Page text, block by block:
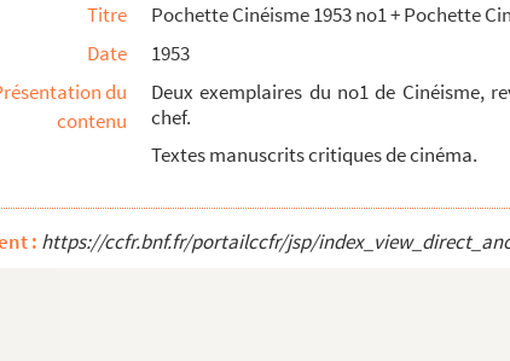
Titre
Pochette Cinéisme 1953 no1 + Pochette
Date
1953
du
contenu
Deux exemplaires du no1 de Cinéisme,
chef.
Textes manuscrits critiques de cinéma.
: https://ccfr.bnf.fr/portailccfr/jsp/